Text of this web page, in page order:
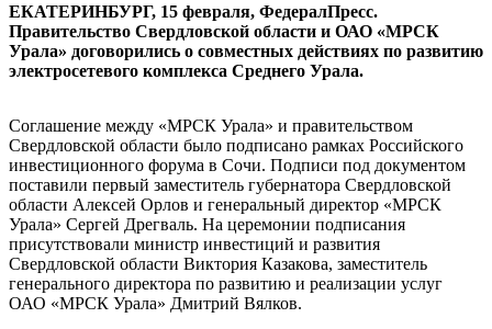
ЕКАТЕРИНБУРГ, 15 февраля, ФедералПресс.
Правительство Свердловской области и ОАО «МРСК
Урала» договорились о совместных действиях по развитию
электросетевого комплекса Среднего Урала.
Соглашение между «МРСК Урала» и правительством
Свердловской области было подписано рамках Российского
инвестиционного форума в Сочи. Подписи под документом
поставили первый заместитель губернатора Свердловской
области Алексей Орлов и генеральный директор «МРСК
Урала» Сергей Дрегваль. На церемонии подписания
присутствовали министр инвестиций и развития
Свердловской области Виктория Казакова, заместитель
генерального директора по развитию и реализации услуг
ОАО «МРСК Урала» Дмитрий Вялков.